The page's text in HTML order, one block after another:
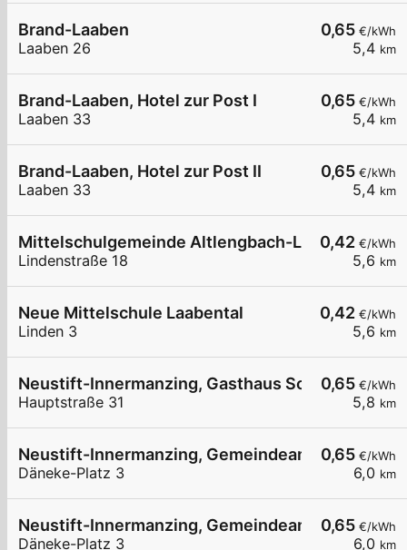
0,65 €/kWh
5,4 km
Brand-Laaben
Laaben 26
0,65 €/kWh
5,4 km
Brand-Laaben, Hotel zur Post I
Laaben 33
0,65 €/kWh
5,4 km
Brand-Laaben, Hotel zur Post II
Laaben 33
0,42 €/kWh
5,6 km
Mittelschulgemeinde Altlengbach-Laabental
Lindenstraße 18
0,42 €/kWh
5,6 km
Neue Mittelschule Laabental
Linden 3
0,65 €/kWh
5,8 km
Neustift-Innermanzing, Gasthaus Schilling
Hauptstraße 31
0,65 €/kWh
6,0 km
Neustift-Innermanzing, Gemeindeamt
Däneke-Platz 3
0,65 €/kWh
6,0 km
Neustift-Innermanzing, Gemeindeamt
Däneke-Platz 3